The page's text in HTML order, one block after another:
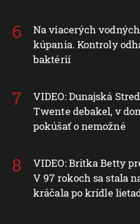
Na viacerých
kúpania. Kontroly
baktérií
VIDEO: Dunajská
Twente debakel, v
pokúšať o nemožné
VIDEO: Britka Betty
V 97 rokoch sa stala
kráčala po krídle